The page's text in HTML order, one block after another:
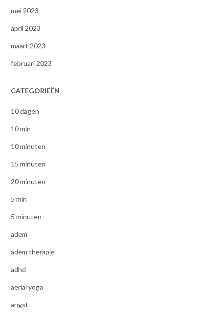
mei 2023
april 2023
maart 2023
februari 2023
CATEGORIEËN
10 dagen
10 min
10 minuten
15 minuten
20 minuten
5 min
5 minuten
adem
adem therapie
adhd
aerial yoga
angst